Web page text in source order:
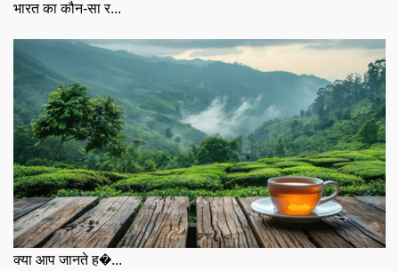
भारत का कौन-सा र...
क्या आप जानते ह�...